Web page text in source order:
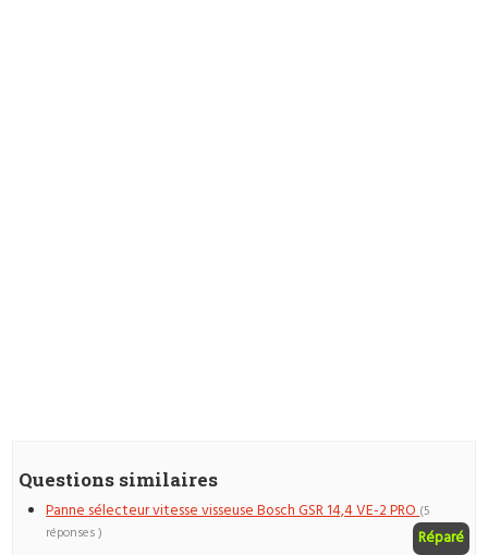
Questions similaires
Panne sélecteur vitesse visseuse Bosch GSR 14,4 VE-2 PRO
Réparé
(5
réponses )